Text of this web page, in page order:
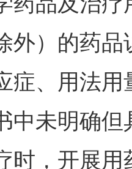
外）的药
症、用法
中未明确
时，开展